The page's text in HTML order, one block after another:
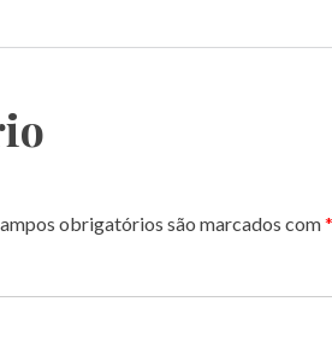
obrigatórios são marcados com*